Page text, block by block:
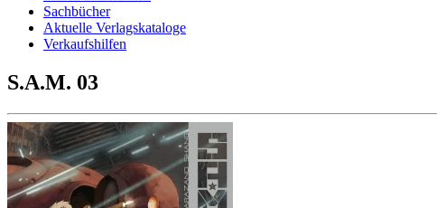
Sachbücher
Aktuelle Verlagskataloge
Verkaufshilfen
S.A.M. 03